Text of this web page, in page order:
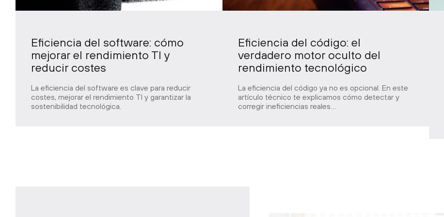
Eficiencia del software: cómo
mejorar el rendimiento TI y
reducir costes
La eficiencia del software es clave para reducir
costes, mejorar el rendimiento TI y garantizar la
sostenibilidad tecnológica.
Eficiencia del código: el
verdadero motor oculto del
rendimiento tecnológico
La eficiencia del código ya no es opcional. En este
artículo técnico te explicamos cómo detectar y
corregir ineficiencias reales…